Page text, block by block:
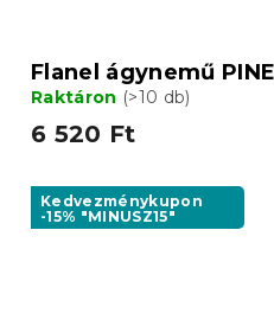
Flanel ágynemű
Raktáron (>10 db)
6 520 Ft
Kedvezménykupon
-15% "MINUSZ15"